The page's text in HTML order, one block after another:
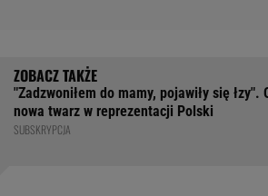
"Zadzwoniłem do mamy, pojawiły się łzy".
nowa twarz w reprezentacji Polski
SUBSKRYPCJA